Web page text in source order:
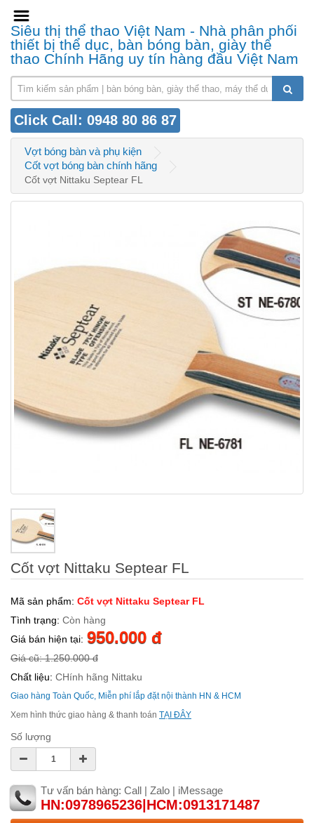
Siêu thị thể thao Việt Nam - Nhà phân phối
thiết bị thể dục, bàn bóng bàn, giày thể
thao Chính Hãng uy tín hàng đầu Việt Nam
Click Call: 0948 80 86 87
Vợt bóng bàn và phụ kiện
Cốt vợt bóng bàn chính hãng
Cốt vợt Nittaku Septear FL
Cốt vợt Nittaku Septear FL
Mã sản phẩm: Cốt vợt Nittaku Septear FL
Tình trạng: Còn hàng
Giá bán hiện tại: 950.000 đ
Giá cũ: 1.250.000 đ
Chất liệu: CHính hãng Nittaku
Giao hàng Toàn Quốc, Miễn phí lắp đặt nội thành HN & HCM
Xem hình thức giao hàng & thanh toán TẠI ĐÂY
Số lượng
Tư vấn bán hàng: Call | Zalo | iMessage
HN:0978965236|HCM:0913171487